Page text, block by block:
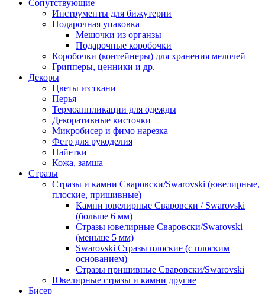
Сопутствующие
Инструменты для бижутерии
Подарочная упаковка
Мешочки из органзы
Подарочные коробочки
Коробочки (контейнеры) для хранения мелочей
Грипперы, ценники и др.
Декоры
Цветы из ткани
Перья
Термоаппликации для одежды
Декоративные кисточки
Микробисер и фимо нарезка
Фетр для рукоделия
Пайетки
Кожа, замша
Стразы
Стразы и камни Сваровски/Swarovski (ювелирные,
плоские, пришивные)
Камни ювелирные Сваровски / Swarovski
(больше 6 мм)
Стразы ювелирные Сваровски/Swarovski
(меньше 5 мм)
Swarovski Стразы плоские (с плоским
основанием)
Стразы пришивные Сваровски/Swarovski
Ювелирные стразы и камни другие
Бисер